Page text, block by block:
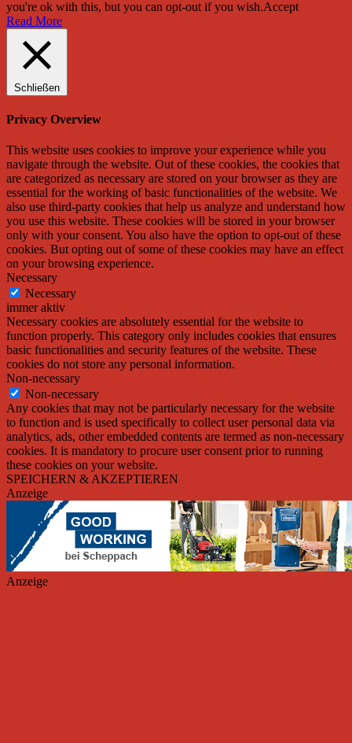
you're ok with this, but you can opt-out if you wish.Accept
Read More
Schließen
Privacy Overview
This website uses cookies to improve your experience while you
navigate through the website. Out of these cookies, the cookies that
are categorized as necessary are stored on your browser as they are
essential for the working of basic functionalities of the website. We
also use third-party cookies that help us analyze and understand how
you use this website. These cookies will be stored in your browser
only with your consent. You also have the option to opt-out of these
cookies. But opting out of some of these cookies may have an effect
on your browsing experience.
Necessary
Necessary
immer aktiv
Necessary cookies are absolutely essential for the website to
function properly. This category only includes cookies that ensures
basic functionalities and security features of the website. These
cookies do not store any personal information.
Non-necessary
Non-necessary
Any cookies that may not be particularly necessary for the website
to function and is used specifically to collect user personal data via
analytics, ads, other embedded contents are termed as non-necessary
cookies. It is mandatory to procure user consent prior to running
these cookies on your website.
SPEICHERN & AKZEPTIEREN
Anzeige
Anzeige